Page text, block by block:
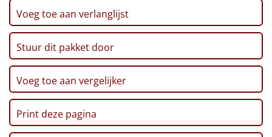
Alle thema's
Artikel
Hitster NIEUW
Pizzarette
Tas
Marshmallows, 140 gr
Pepermunt, 65 gr
Pannenkoekenmix, 400 gr
Zwarte Thee, 1,5 gr, 20 st
Pinda's, 100 gr
Autodrop, Kerstlimo's, 70 gr
Kerstmagazine 2025
Verpakt in een feestelijke kerstdoos
Voeg toe aan verlanglijst
Stuur dit pakket door
Voeg toe aan vergelijker
Print deze pagina